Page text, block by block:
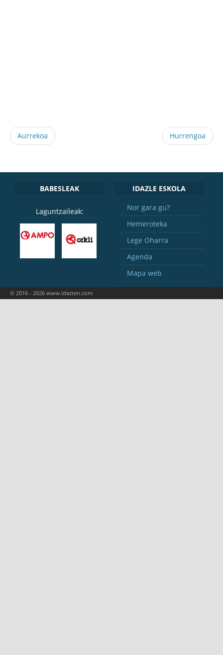
Aurrekoa Hurrengoa
BABESLEAK
Laguntzaileak:
IDAZLE ESKOLA
Nor gara gu?
Hemeroteka
Lege Oharra
Agenda
Mapa web
© 2016 - 2026 www.idazten.com